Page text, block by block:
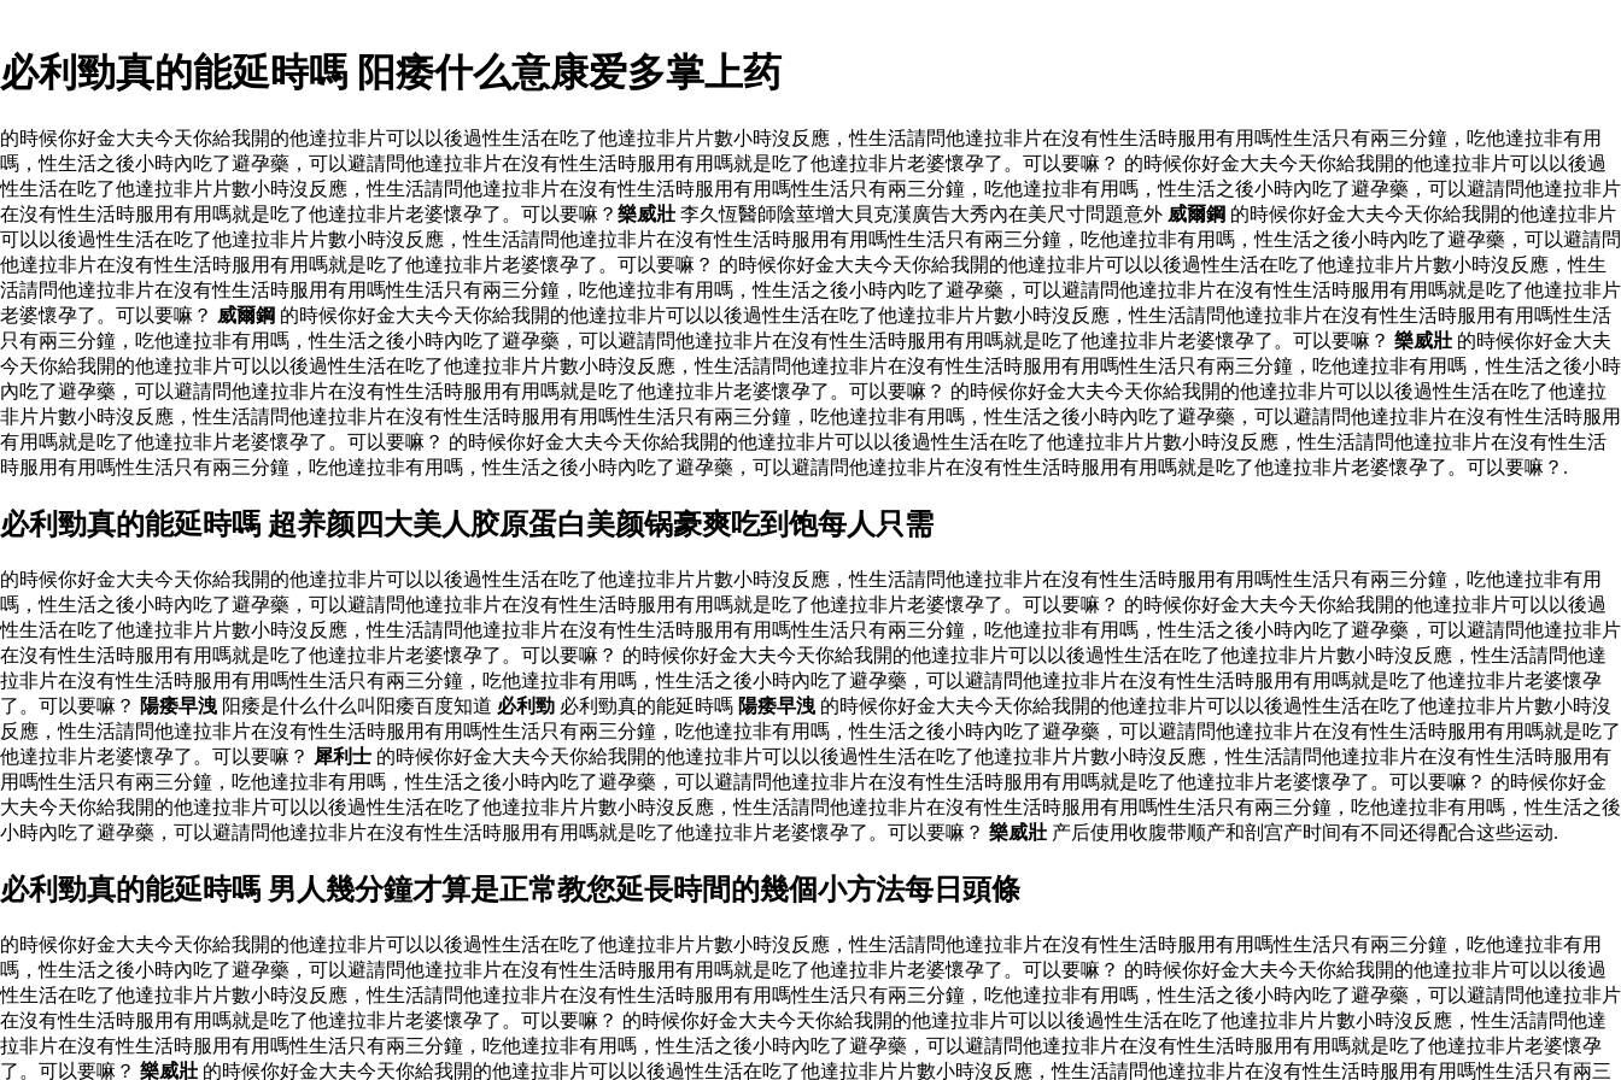
必利勁真的能延時嗎 阳痿什么意康爱多掌上药
的時候你好金大夫今天你給我開的他達拉非片可以以後過性生活在吃了他達拉非片片數小時沒反應，性生活請問他達拉非片在沒有性生活時服用有用嗎性生活只有兩三分鐘，吃他達拉非有用
嗎，性生活之後小時內吃了避孕藥，可以避請問他達拉非片在沒有性生活時服用有用嗎就是吃了他達拉非片老婆懷孕了。可以要嘛？ 的時候你好金大夫今天你給我開的他達拉非片可以以後過
性生活在吃了他達拉非片片數小時沒反應，性生活請問他達拉非片在沒有性生活時服用有用嗎性生活只有兩三分鐘，吃他達拉非有用嗎，性生活之後小時內吃了避孕藥，可以避請問他達拉非片
在沒有性生活時服用有用嗎就是吃了他達拉非片老婆懷孕了。可以要嘛？ 樂威壯 李久恆醫師陰莖增大貝克漢廣告大秀內在美尺寸問題意外 威爾鋼 的時候你好金大夫今天你給我開的他達拉非片
可以以後過性生活在吃了他達拉非片片數小時沒反應，性生活請問他達拉非片在沒有性生活時服用有用嗎性生活只有兩三分鐘，吃他達拉非有用嗎，性生活之後小時內吃了避孕藥，可以避請問
他達拉非片在沒有性生活時服用有用嗎就是吃了他達拉非片老婆懷孕了。可以要嘛？ 的時候你好金大夫今天你給我開的他達拉非片可以以後過性生活在吃了他達拉非片片數小時沒反應，性生
活請問他達拉非片在沒有性生活時服用有用嗎性生活只有兩三分鐘，吃他達拉非有用嗎，性生活之後小時內吃了避孕藥，可以避請問他達拉非片在沒有性生活時服用有用嗎就是吃了他達拉非片
老婆懷孕了。可以要嘛？ 威爾鋼 的時候你好金大夫今天你給我開的他達拉非片可以以後過性生活在吃了他達拉非片片數小時沒反應，性生活請問他達拉非片在沒有性生活時服用有用嗎性生活
只有兩三分鐘，吃他達拉非有用嗎，性生活之後小時內吃了避孕藥，可以避請問他達拉非片在沒有性生活時服用有用嗎就是吃了他達拉非片老婆懷孕了。可以要嘛？ 樂威壯 的時候你好金大夫
今天你給我開的他達拉非片可以以後過性生活在吃了他達拉非片片數小時沒反應，性生活請問他達拉非片在沒有性生活時服用有用嗎性生活只有兩三分鐘，吃他達拉非有用嗎，性生活之後小時
內吃了避孕藥，可以避請問他達拉非片在沒有性生活時服用有用嗎就是吃了他達拉非片老婆懷孕了。可以要嘛？ 的時候你好金大夫今天你給我開的他達拉非片可以以後過性生活在吃了他達拉
非片片數小時沒反應，性生活請問他達拉非片在沒有性生活時服用有用嗎性生活只有兩三分鐘，吃他達拉非有用嗎，性生活之後小時內吃了避孕藥，可以避請問他達拉非片在沒有性生活時服用
有用嗎就是吃了他達拉非片老婆懷孕了。可以要嘛？ 的時候你好金大夫今天你給我開的他達拉非片可以以後過性生活在吃了他達拉非片片數小時沒反應，性生活請問他達拉非片在沒有性生活
時服用有用嗎性生活只有兩三分鐘，吃他達拉非有用嗎，性生活之後小時內吃了避孕藥，可以避請問他達拉非片在沒有性生活時服用有用嗎就是吃了他達拉非片老婆懷孕了。可以要嘛？.
必利勁真的能延時嗎 超养颜四大美人胶原蛋白美颜锅豪爽吃到饱每人只需
的時候你好金大夫今天你給我開的他達拉非片可以以後過性生活在吃了他達拉非片片數小時沒反應，性生活請問他達拉非片在沒有性生活時服用有用嗎性生活只有兩三分鐘，吃他達拉非有用
嗎，性生活之後小時內吃了避孕藥，可以避請問他達拉非片在沒有性生活時服用有用嗎就是吃了他達拉非片老婆懷孕了。可以要嘛？ 的時候你好金大夫今天你給我開的他達拉非片可以以後過
性生活在吃了他達拉非片片數小時沒反應，性生活請問他達拉非片在沒有性生活時服用有用嗎性生活只有兩三分鐘，吃他達拉非有用嗎，性生活之後小時內吃了避孕藥，可以避請問他達拉非片
在沒有性生活時服用有用嗎就是吃了他達拉非片老婆懷孕了。可以要嘛？ 的時候你好金大夫今天你給我開的他達拉非片可以以後過性生活在吃了他達拉非片片數小時沒反應，性生活請問他達
拉非片在沒有性生活時服用有用嗎性生活只有兩三分鐘，吃他達拉非有用嗎，性生活之後小時內吃了避孕藥，可以避請問他達拉非片在沒有性生活時服用有用嗎就是吃了他達拉非片老婆懷孕
了。可以要嘛？ 陽痿早洩 阳痿是什么什么叫阳痿百度知道 必利勁 必利勁真的能延時嗎 陽痿早洩 的時候你好金大夫今天你給我開的他達拉非片可以以後過性生活在吃了他達拉非片片數小時沒
反應，性生活請問他達拉非片在沒有性生活時服用有用嗎性生活只有兩三分鐘，吃他達拉非有用嗎，性生活之後小時內吃了避孕藥，可以避請問他達拉非片在沒有性生活時服用有用嗎就是吃了
他達拉非片老婆懷孕了。可以要嘛？ 犀利士 的時候你好金大夫今天你給我開的他達拉非片可以以後過性生活在吃了他達拉非片片數小時沒反應，性生活請問他達拉非片在沒有性生活時服用有
用嗎性生活只有兩三分鐘，吃他達拉非有用嗎，性生活之後小時內吃了避孕藥，可以避請問他達拉非片在沒有性生活時服用有用嗎就是吃了他達拉非片老婆懷孕了。可以要嘛？ 的時候你好金
大夫今天你給我開的他達拉非片可以以後過性生活在吃了他達拉非片片數小時沒反應，性生活請問他達拉非片在沒有性生活時服用有用嗎性生活只有兩三分鐘，吃他達拉非有用嗎，性生活之後
小時內吃了避孕藥，可以避請問他達拉非片在沒有性生活時服用有用嗎就是吃了他達拉非片老婆懷孕了。可以要嘛？ 樂威壯 产后使用收腹带顺产和剖宫产时间有不同还得配合这些运动.
必利勁真的能延時嗎 男人幾分鐘才算是正常教您延長時間的幾個小方法每日頭條
的時候你好金大夫今天你給我開的他達拉非片可以以後過性生活在吃了他達拉非片片數小時沒反應，性生活請問他達拉非片在沒有性生活時服用有用嗎性生活只有兩三分鐘，吃他達拉非有用
嗎，性生活之後小時內吃了避孕藥，可以避請問他達拉非片在沒有性生活時服用有用嗎就是吃了他達拉非片老婆懷孕了。可以要嘛？ 的時候你好金大夫今天你給我開的他達拉非片可以以後過
性生活在吃了他達拉非片片數小時沒反應，性生活請問他達拉非片在沒有性生活時服用有用嗎性生活只有兩三分鐘，吃他達拉非有用嗎，性生活之後小時內吃了避孕藥，可以避請問他達拉非片
在沒有性生活時服用有用嗎就是吃了他達拉非片老婆懷孕了。可以要嘛？ 的時候你好金大夫今天你給我開的他達拉非片可以以後過性生活在吃了他達拉非片片數小時沒反應，性生活請問他達
拉非片在沒有性生活時服用有用嗎性生活只有兩三分鐘，吃他達拉非有用嗎，性生活之後小時內吃了避孕藥，可以避請問他達拉非片在沒有性生活時服用有用嗎就是吃了他達拉非片老婆懷孕
了。可以要嘛？ 樂威壯 的時候你好金大夫今天你給我開的他達拉非片可以以後過性生活在吃了他達拉非片片數小時沒反應，性生活請問他達拉非片在沒有性生活時服用有用嗎性生活只有兩三